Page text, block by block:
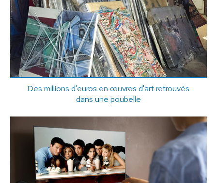
Des millions d'euros en œuvres d'art retrouvés
dans une poubelle